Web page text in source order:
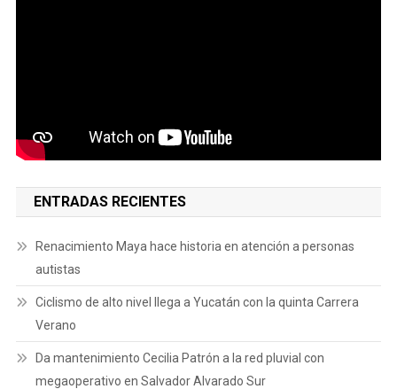
ENTRADAS RECIENTES
Renacimiento Maya hace historia en atención a personas
autistas
Ciclismo de alto nivel llega a Yucatán con la quinta Carrera
Verano
Da mantenimiento Cecilia Patrón a la red pluvial con
megaoperativo en Salvador Alvarado Sur